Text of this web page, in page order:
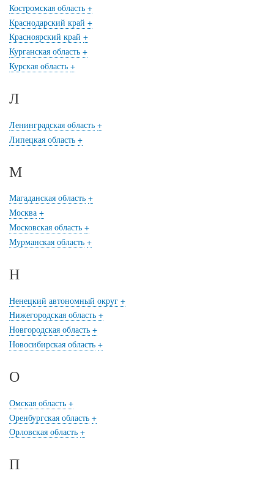
Костромская область +
Краснодарский край +
Красноярский край +
Курганская область +
Курская область +
Л
Ленинградская область +
Липецкая область +
М
Магаданская область +
Москва +
Московская область +
Мурманская область +
Н
Ненецкий автономный округ +
Нижегородская область +
Новгородская область +
Новосибирская область +
О
Омская область +
Оренбургская область +
Орловская область +
П